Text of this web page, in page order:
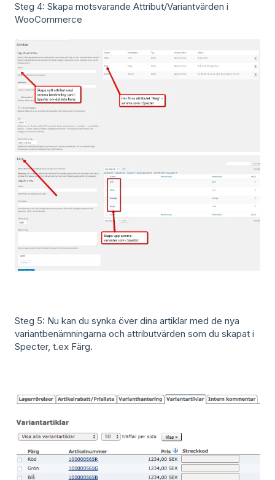
Steg 4: Skapa motsvarande Attribut/Variantvärden i
WooCommerce
Steg 5: Nu kan du synka över dina artiklar med de nya
variantbenämningarna och attributvärden som du skapat i
Specter, t.ex Färg.